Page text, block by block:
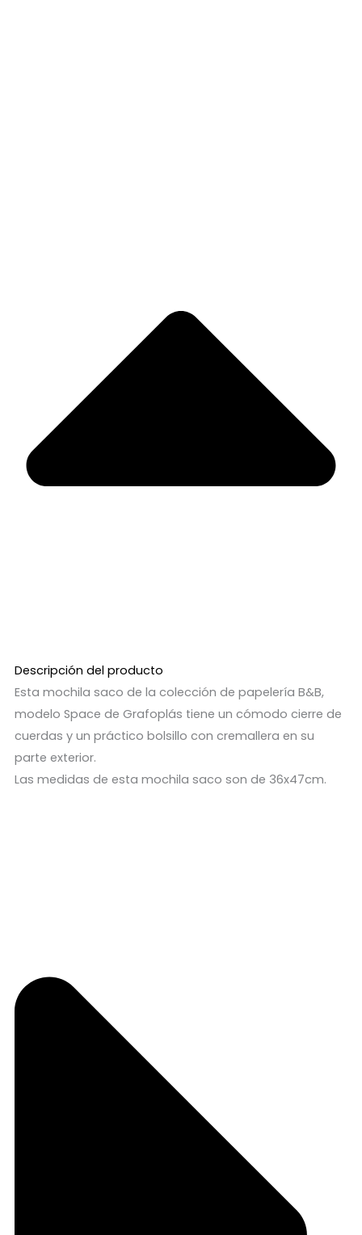
Descripción del producto
Esta mochila saco de la colección de papelería B&B,
modelo Space de Grafoplás tiene un cómodo cierre de
cuerdas y un práctico bolsillo con cremallera en su
parte exterior.
Las medidas de esta mochila saco son de 36x47cm.